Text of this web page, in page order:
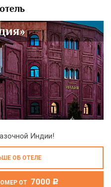
Индии!
ОБ ОТЕЛЕ
ОТ 7000 c